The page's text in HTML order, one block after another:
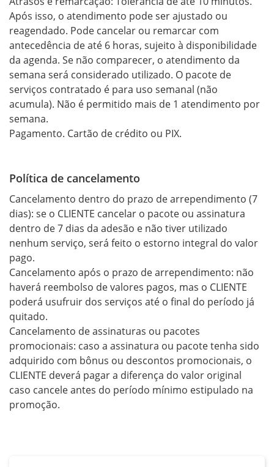
Após isso, o atendimento pode ser ajustado ou
reagendado. Pode cancelar ou remarcar com
antecedência de até 6 horas, sujeito à disponibilidade
da agenda. Se não comparecer, o atendimento da
semana será considerado utilizado. O pacote de
serviços contratado é para uso semanal (não
acumula). Não é permitido mais de 1 atendimento por
semana.
Pagamento. Cartão de crédito ou PIX.
Política de cancelamento
Cancelamento dentro do prazo de arrependimento (7
dias): se o CLIENTE cancelar o pacote ou assinatura
dentro de 7 dias da adesão e não tiver utilizado
nenhum serviço, será feito o estorno integral do valor
pago.
Cancelamento após o prazo de arrependimento: não
haverá reembolso de valores pagos, mas o CLIENTE
poderá usufruir dos serviços até o final do período já
quitado.
Cancelamento de assinaturas ou pacotes
promocionais: caso a assinatura ou pacote tenha sido
adquirido com bônus ou descontos promocionais, o
CLIENTE deverá pagar a diferença do valor original
caso cancele antes do período mínimo estipulado na